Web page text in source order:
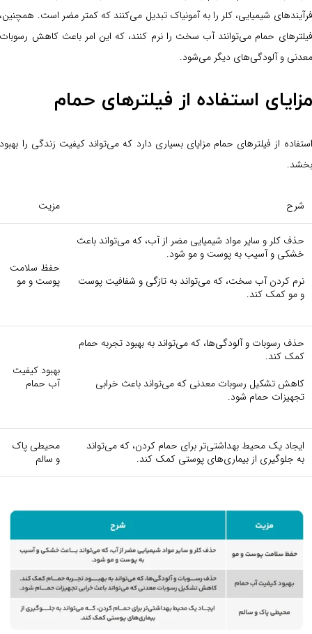
فرآیندهای شیمیایی، کلر را به آمونیاک تبدیل می‌کنند که کمتر مضر است. همچنین،
فیلترهای حمام می‌توانند آب سخت را نرم کنند، که این امر باعث کاهش رسوبات
معدنی و آلودگی‌های دیگر می‌شود.
مزایای استفاده از فیلترهای حمام
استفاده از فیلترهای حمام مزایای بسیاری دارد که می‌تواند کیفیت زندگی را بهبود
بخشد.
شرح مزیت
حذف کلر و سایر مواد شیمیایی مضر از آب، که می‌تواند باعث
خشکی و آسیب به پوست و مو شود.
نرم کردن آب سخت، که می‌تواند به تازگی و شفافیت پوست
و مو کمک کند.
حفظ سلامت
پوست و مو
حذف رسوبات و آلودگی‌ها، که می‌تواند به بهبود تجربه حمام
کمک کند.
کاهش تشکیل رسوبات معدنی که می‌تواند باعث خرابی
تجهیزات حمام شود.
بهبود کیفیت
آب حمام
ایجاد یک محیط بهداشتی‌تر برای حمام کردن، که می‌تواند
به جلوگیری از بیماری‌های پوستی کمک کند.
محیطی پاک
و سالم